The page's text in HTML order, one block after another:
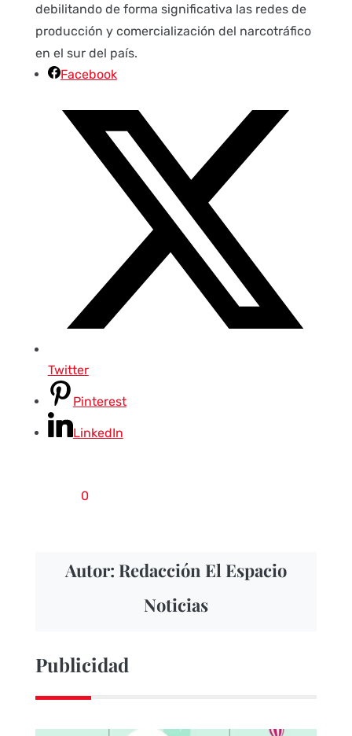
debilitando de forma significativa las redes de
producción y comercialización del narcotráfico
en el sur del país.
Facebook
Twitter
Pinterest
LinkedIn
0
Autor: Redacción El Espacio
Noticias
Publicidad